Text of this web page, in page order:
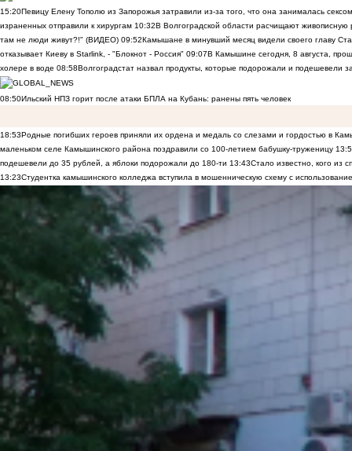
15:20Певицу Елену Тополю из Запорожья затравили из-за того, что она занималась
израненных отправили к хирургам 10:32В Волгоградской области расчищают
там не люди живут?!" (ВИДЕО) 09:52Камышане в минувший месяц видели своего главу
отказывает Киеву в Starlink, - "Блокнот - Россия" 09:07В Камышине сегодня, 8 августа,
холере в воде 08:58Волгоградстат назвал продукты, которые подорожали и подешевели
08:50Ильский НПЗ горит после атаки БПЛА на Кубань: ранены пять человек
18:53Родные погибших героев приняли их ордена и медаль со слезами и гордостью в
маленьком селе Камышинского района поздравили со 100-летием бабушку-труженицу
подешевели до 35 рублей, а яблоки подорожали до 180-ти 13:43Стало известно, кого из
13:23Студентка камышинского колледжа вступила в мошенническую схему с